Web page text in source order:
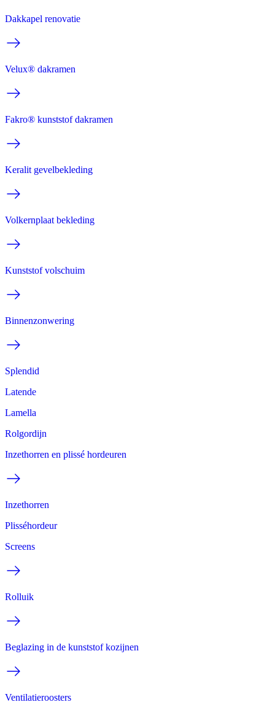
Dakkapel renovatie
Velux® dakramen
Fakro® kunststof dakramen
Keralit gevelbekleding
Volkernplaat bekleding
Kunststof volschuim
Binnenzonwering
Splendid
Latende
Lamella
Rolgordijn
Inzethorren en plissé hordeuren
Inzethorren
Plisséhordeur
Screens
Rolluik
Beglazing in de kunststof kozijnen
Ventilatieroosters